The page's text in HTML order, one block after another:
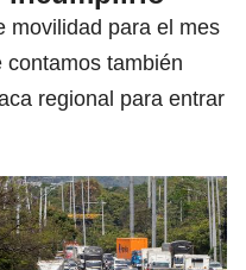
movilidad para el mes
también
regional para entrar